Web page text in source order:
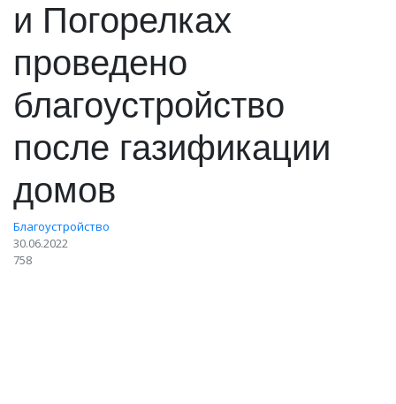
и Погорелках
проведено
благоустройство
после газификации
домов
Благоустройство
30.06.2022
758